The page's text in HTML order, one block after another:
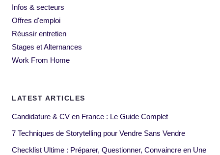
Infos & secteurs
Offres d'emploi
Réussir entretien
Stages et Alternances
Work From Home
LATEST ARTICLES
Candidature & CV en France : Le Guide Complet
7 Techniques de Storytelling pour Vendre Sans Vendre
Checklist Ultime : Préparer, Questionner, Convaincre en Une